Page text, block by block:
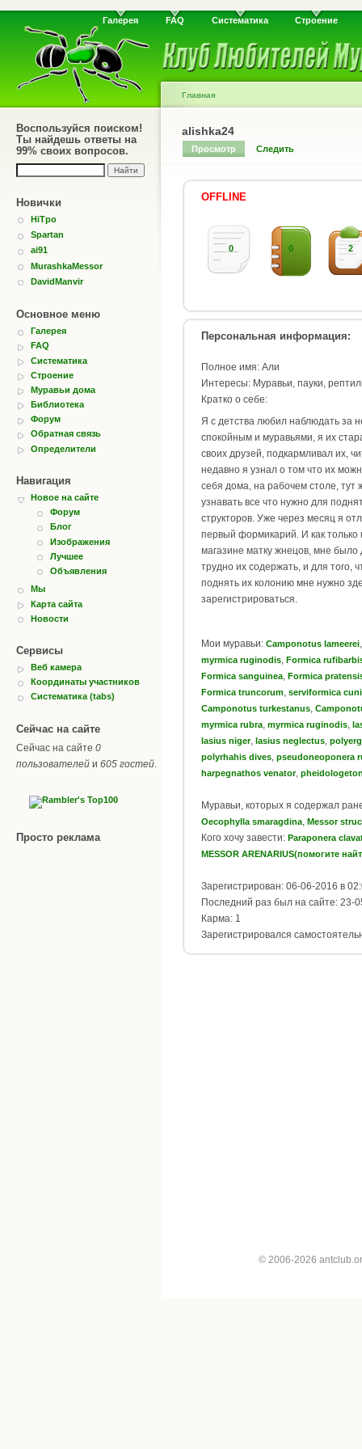
Галерея FAQ Систематика Строение
Воспользуйся поиском!
Ты найдешь ответы на
99% своих вопросов.
Новички
HiTpo
Spartan
ai91
MurashkaMessor
DavidManvir
Основное меню
Галерея
FAQ
Систематика
Строение
Муравьи дома
Библиотека
Форум
Обратная связь
Определители
Навигация
Новое на сайте
Форум
Блог
Изображения
Лучшее
Объявления
Мы
Карта сайта
Новости
Сервисы
Веб камера
Координаты участников
Систематика (tabs)
Сейчас на сайте
Сейчас на сайте 0
пользователей и 605 гостей.
Просто реклама
Главная
alishka24
Просмотр Следить
OFFLINE
0 0 2
Персональная информация:
Полное имя: Али
Интересы: Муравьи, пауки,
Кратко о себе:
Я с детства любил наблюдать за
спокойным и муравьями, я их
своих друзей, подкармливал их,
недавно я узнал о том что их
себя дома, на рабочем столе, тут
узнавать все что нужно для
структоров. Уже через месяц я
первый формикарий. И как только
магазине матку жнецов, мне было
трудно их содержать, и для того,
поднять их колонию мне нужно
зарегистрироваться.
Мои муравьи: Camponotus lameerei
myrmica ruginodis Formica
Formica sanguinea Formica
Formica truncorum serviformica
Camponotus turkestanus
myrmica rubra myrmica ruginodis
lasius niger, lasius neglectus
polyrhahis dives pseudoneoponera
harpegnathos venator,
Муравьи, которых я содержал
Oecophylla smaragdina Messor
Кого хочу завести: Paraponera
MESSOR ARENARIUS(помогите
Зарегистрирован: 06-06-2016 в
Последний раз был на сайте: 23-
Карма: 1
Зарегистрировался
© 2006-2026